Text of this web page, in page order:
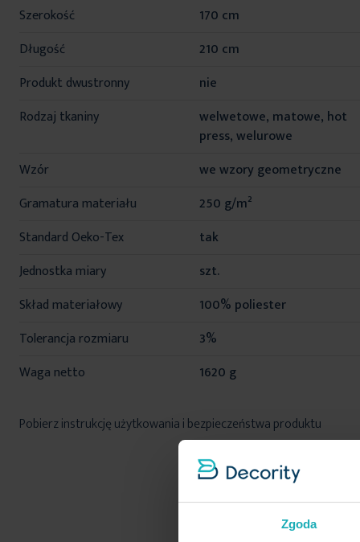
Zgoda
Szerokość
170 cm
Długość
210 cm
Produkt dwustronny
nie
Rodzaj tkaniny
welwetowe, matowe, hot
press, welurowe
Wzór
we wzory geometryczne
Gramatura materiału
250 g/m²
Standard Oeko-Tex
tak
Jednostka miary
szt.
Skład materiałowy
100% poliester
Tolerancja rozmiaru
3%
Waga netto
1620 g
Pobierz instrukcję użytkowania i bezpieczeństwa produktu